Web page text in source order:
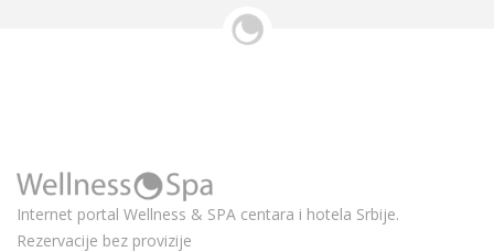
Internet portal Wellness & SPA centara i hotela Srbije.
Rezervacije bez provizije